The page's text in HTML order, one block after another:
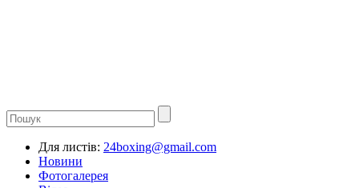
Для листів: 24boxing@gmail.com
Новини
Фотогалерея